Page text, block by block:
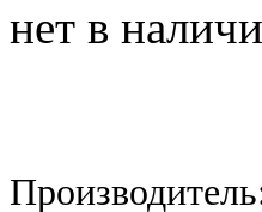
нет в